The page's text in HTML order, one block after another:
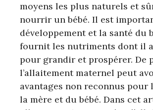
moyens les plus naturels et
nourrir un bébé. Il est
développement et la santé du
fournit les nutriments dont il
pour grandir et prospérer. De
l’allaitement maternel peut
avantages non reconnus pour
la mère et du bébé. Dans cet